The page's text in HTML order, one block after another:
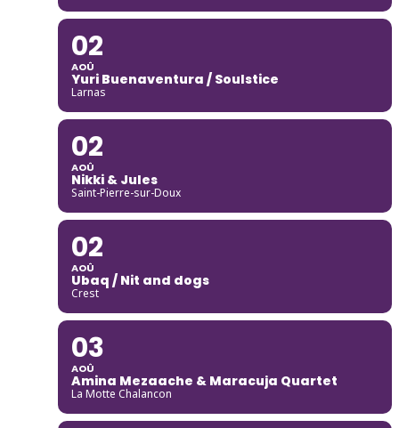
02
AOÛ
Yuri Buenaventura / Soulstice
Larnas
02
AOÛ
Nikki & Jules
Saint-Pierre-sur-Doux
02
AOÛ
Ubaq / Nit and dogs
Crest
03
AOÛ
Amina Mezaache & Maracuja Quartet
La Motte Chalancon